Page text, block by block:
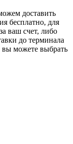
доставить
бесплатно, для
ваш счет, либо
до терминала
вы можете выбрать